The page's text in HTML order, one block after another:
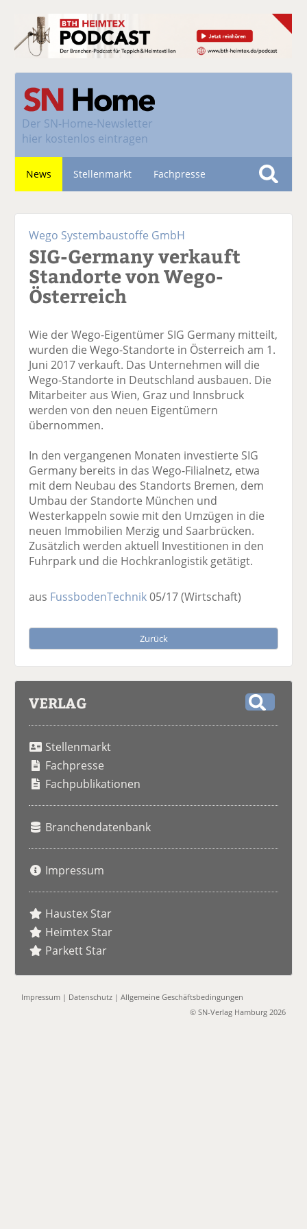
Der SN-Home-Newsletter
hier kostenlos eintragen
News Stellenmarkt Fachpresse
S
Wego Systembaustoffe GmbH
SIG-Germany verkauft
Standorte von Wego-
Österreich
Wie der Wego-Eigentümer SIG Germany mitteilt,
wurden die Wego-Standorte in Österreich am 1.
Juni 2017 verkauft. Das Unternehmen will die
Wego-Standorte in Deutschland ausbauen. Die
Mitarbeiter aus Wien, Graz und Innsbruck
werden von den neuen Eigentümern
übernommen.
In den vergangenen Monaten investierte SIG
Germany bereits in das Wego-Filialnetz, etwa
mit dem Neubau des Standorts Bremen, dem
Umbau der Standorte München und
Westerkappeln sowie mit den Umzügen in die
neuen Immobilien Merzig und Saarbrücken.
Zusätzlich werden aktuell Investitionen in den
Fuhrpark und die Hochkranlogistik getätigt.
aus FussbodenTechnik05/17(Wirtschaft)
Zurück
VERLAG
Stellenmarkt
Fachpresse
Fachpublikationen
Branchendatenbank
Impressum
Haustex Star
Heimtex Star
Parkett Star
Impressum | Datenschutz |Allgemeine Geschäftsbedingungen
© SN-Verlag Hamburg 2026